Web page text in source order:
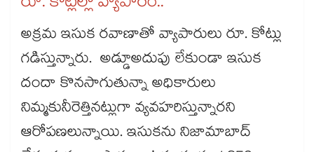
అక్రమ ఇసుక రవాణాతో వ్యాపారులు రూ. కోట్లు
గడిస్తున్నారు. అడ్డూఅదుపు లేకుండా ఇసుక
దందా కొనసాగుతున్నా అధికారులు
నిమ్మకునీరెత్తినట్లుగా వ్యవహరిస్తున్నారని
ఆరోపణలున్నాయి. ఇసుకను నిజామాబాద్​